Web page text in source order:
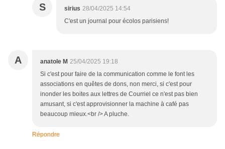
S sirius 28/04/2025 14:54
C'est un journal pour écolos parisiens!
A anatole M 25/04/2025 19:18
Si c'est pour faire de la communication comme le font les
associations en quêtes de dons, non merci, si c'est pour
inonder les boites aux lettres de Courriel ce n'est pas bien
amusant, si c'est approvisionner la machine à café pas
beaucoup mieux.<br /> A pluche.
Répondre